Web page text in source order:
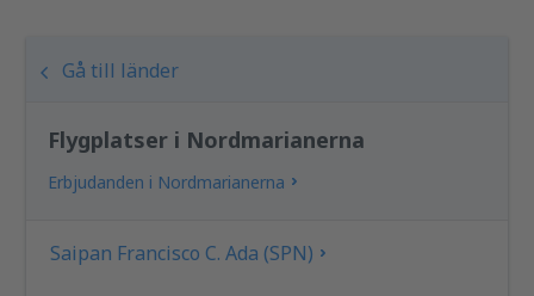
Gå till länder
Flygplatser i Nordmarianerna
Erbjudanden i Nordmarianerna
Saipan Francisco C. Ada (SPN)